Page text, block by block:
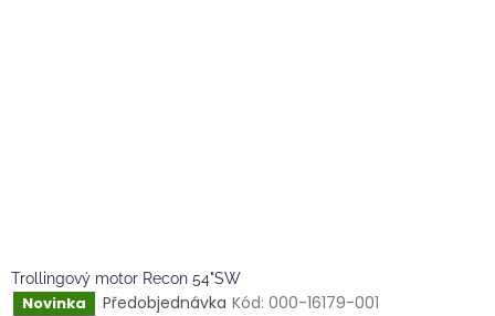
Trollingový motor Recon 54"SW
Novinka Předobjednávka Kód: 000-16179-001